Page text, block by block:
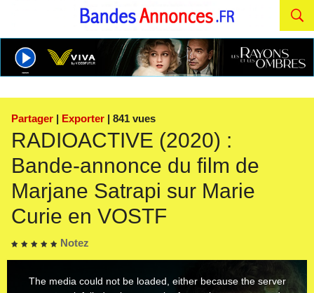
Partager | Exporter | 841 vues
RADIOACTIVE (2020) :
Bande-annonce du film de
Marjane Satrapi sur Marie
Curie en VOSTF
Notez